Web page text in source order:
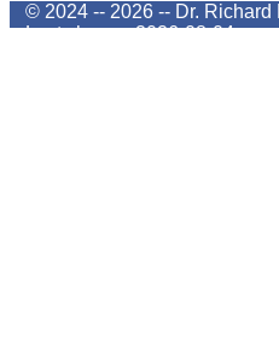
© 2024 -- 2026 -- Dr. Richard
Last change2026-08-04